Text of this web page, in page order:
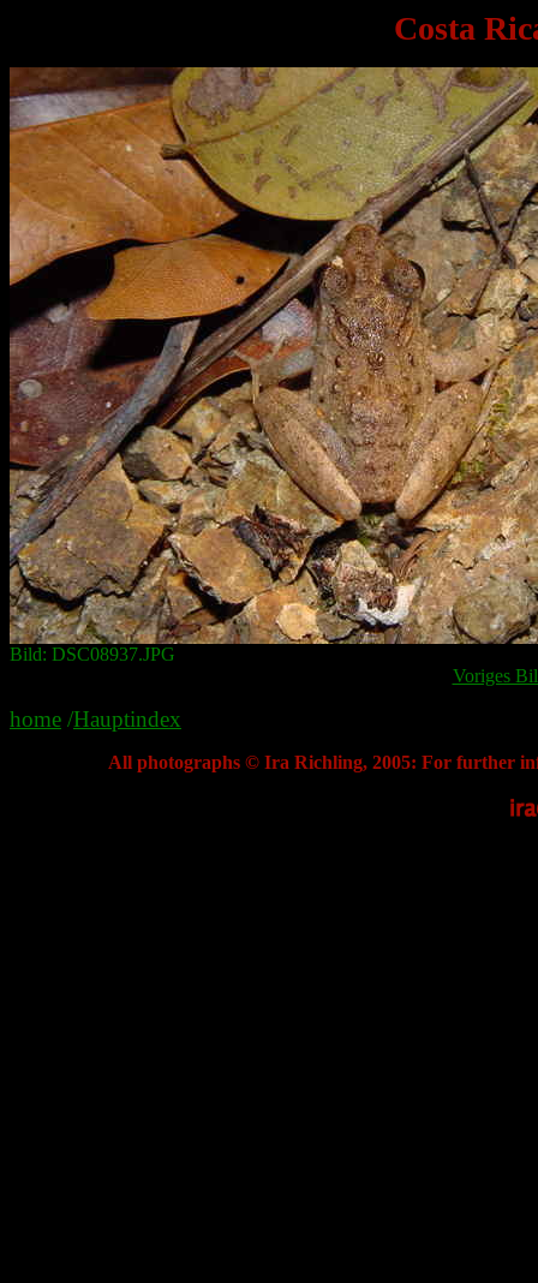
Costa
Bild: DSC08937.JPG
Voriges
home /Hauptindex
All photographs © Ira Richling, 2005: For further